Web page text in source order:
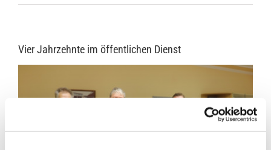
Vier Jahrzehnte im öffentlichen Dienst
Bild